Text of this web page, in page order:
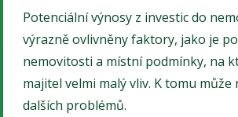
Potenciální výnosy z investic do
výrazně ovlivněny faktory, jako je
nemovitosti a místní podmínky, na
majitel velmi malý vliv. K tomu může
dalších problémů.